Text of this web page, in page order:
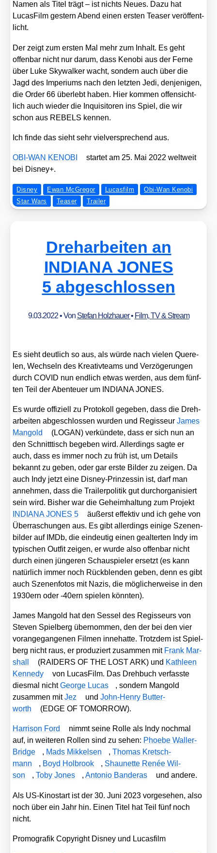
Namen als Titel trägt – ist nichts Neu­es. Dazu hat
Lucas­Film ges­tern Abend einen ers­ten Teaser ver­öf­fent­
licht.
Der zeigt zum ers­ten Mal mehr zum Inhalt. Es geht
offen­bar nicht nur dar­um, dass Kenobi aus der Fer­ne
über Luke Sky­wal­ker wacht, son­dern auch über die
Jagd des Impe­ri­ums nach den letz­ten Jedi, den­je­ni­gen,
die Order 66 über­lebt haben. Hier kom­men offen­sicht­
lich auch wie­der die Inqui­si­to­ren ins Spiel, die wir
schon aus REBELS ken­nen.
Ich fin­de das sieht sehr viel­ver­spre­chend aus.
OBI-WAN KENOBI
star­tet am 25. Mai 2022 welt­weit
bei Dis­ney+.
Disney Ewan McGregor Lucasfilm
Obi-Wan Kenobi
Star Wars
Teaser Trailer
Dreharbeiten an
INDIANA JONES
5 abgeschlossen
9.03.2022• Von Stefan Holzhauer• Film, TV & Stream
Es sieht deut­lich so aus, als wür­de nach vie­len Que­re­
len, Wech­seln des Krea­tiv­teams und Ver­zö­ge­run­gen
durch COVID nun end­lich etwas wer­den, aus dem fünf­
ten Teil der Aben­teu­er um INDIANA JONES.
Es wur­de offi­zi­ell zu Pro­to­koll gege­ben, dass die Dreh­
ar­bei­ten abge­schlos­sen wur­den und Regis­seurJames
Man­gold
(LOGAN) ver­kün­de­te, dass er sich nun an
den Schnitt­tisch bege­ben wird. Aller­dings sag­te er
auch, dass es immer noch zu früh ist, um Details
bekannt zu geben, oder gar ers­te Bil­der zu zei­gen. Da
auch Indy jetzt eine Dis­ney-Prin­zes­sin ist, darf man
anneh­men, dass die Trai­ler­po­li­tik gut durch­or­ga­ni­siert
sein wird. Bis­her war die Geheim­hal­tung zum Pro­jekt
INDIANA JONES 5
äußerst effek­tiv und ich gehe von
Über­ra­schun­gen aus. Es gibt aller­dings eini­ge Sze­nen­
bil­der auf IMDb, die ein­deu­tig einen geal­ter­ten Indy im
typi­schen Out­fit zei­gen, er wur­de also offen­bar nicht
durch einen jün­ge­ren Schau­spie­ler ersetzt (es kann
natür­lich immer noch Rück­blen­den geben, denn es gibt
auch Sze­nen­fo­tos mit Nazis, die mög­li­cher­wei­se in den
1930ern oder ‑40ern spie­len könn­ten).
James Man­gold hat den Ses­sel des Regis­seurs von
Ste­ven Spiel­berg über­nom­men, den der bei den vier
vor­an­ge­gan­ge­nen Fil­men inne­hat­te. Trotz­dem ist Spiel­
berg nicht raus, er pro­du­ziert zusam­men mit Frank Mar­
shall
(RAIDERS OF THE LOST ARK) und Kath­le­en
Ken­ne­dy
von Lucas­Film. Das Dreh­buch ver­fass­te
dies­mal nichtGeor­ge Lucas
, son­dern Man­gold
zusam­men mitJez undJohn-Hen­ry But­ter­
worth
(EDGE OF TOMORROW).
Har­ri­son Ford
nimmt sei­ne Rol­le als Indy noch­mal
auf, in wei­te­ren Rol­len sind zu sehen: Phoe­be Wal­ler-
Bridge
, Mads Mik­kel­sen ,Tho­mas Kret­sch­
mann
, Boyd Hol­brook , Shau­net­te Renée Wil­
son
,Toby Jones ,Anto­nio Ban­de­ras und ande­re.
Als US-Kino­start ist der 30. Juni 2023 vor­ge­se­hen, also
noch über ein Jahr hin. Einen Titel hat Teil fünf noch
nicht.
Pro­mo­gra­fik Copy­right Dis­ney und Lucas­film